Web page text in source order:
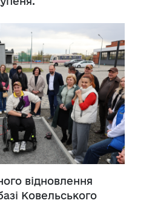
відновлення
Ковельського